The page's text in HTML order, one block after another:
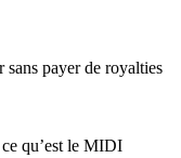
payer de royalties
qu’est le MIDI